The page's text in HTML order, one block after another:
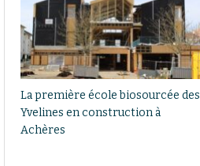
La première école biosourcée des
Yvelines en construction à
Achères